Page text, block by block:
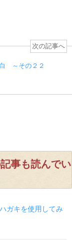
次の記事へ
～その２２
事も読んでい
ガキを使用してみ